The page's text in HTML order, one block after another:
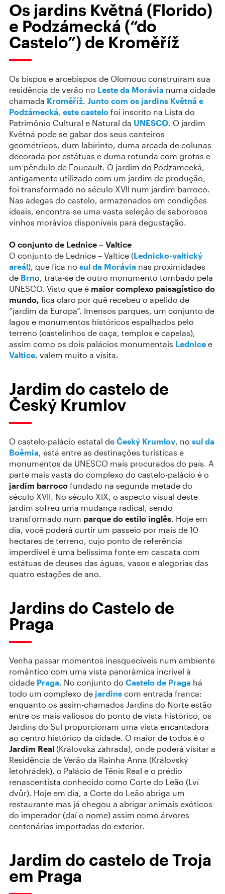
Os jardins Květná (Florido)
e Podzámecká (“do
Castelo”) de Kroměříž
Os bispos e arcebispos de Olomouc construíram sua
residência de verão no Leste da Morávia numa cidade
chamada Kroměříž. Junto com os jardins Květná e
Podzámecká, este castelo foi inscrito na Lista do
Patrimônio Cultural e Natural da UNESCO. O jardim
Květná pode se gabar dos seus canteiros
geométricos, dum labirinto, duma arcada de colunas
decorada por estátuas e duma rotunda com grotas e
um pêndulo de Foucault. O jardim do Podzamecká,
antigamente utilizado com um jardim de produção,
foi transformado no século XVII num jardim barroco.
Nas adegas do castelo, armazenados em condições
ideais, encontra-se uma vasta seleção de saborosos
vinhos morávios disponíveis para degustação.
O conjunto de Lednice – Valtice
O conjunto de Lednice – Valtice (Lednicko-valtický
areál), que fica no sul da Morávia nas proximidades
de Brno, trata-se de outro monumento tombado pela
UNESCO. Visto que é maior complexo paisagístico do
mundo, fica claro por quê recebeu o apelido de
“jardim da Europa”. Imensos parques, um conjunto de
lagos e monumentos históricos espalhados pelo
terreno (castelinhos de caça, templos e capelas),
assim como os dois palácios monumentais Lednice e
Valtice, valem muito a visita.
Jardim do castelo de
Český Krumlov
O castelo-palácio estatal de Český Krumlov, no sul da
Boêmia, está entre as destinações turísticas e
monumentos da UNESCO mais procurados do país. A
parte mais vasta do complexo do castelo-palácio é o
jardim barroco fundado na segunda metade do
século XVII. No século XIX, o aspecto visual deste
jardim sofreu uma mudança radical, sendo
transformado num parque do estilo inglês. Hoje em
dia, você poderá curtir um passeio por mais de 10
hectares de terreno, cujo ponto de referência
imperdível é uma belíssima fonte em cascata com
estátuas de deuses das águas, vasos e alegorias das
quatro estações de ano.
Jardins do Castelo de
Praga
Venha passar momentos inesquecíveis num ambiente
romântico com uma vista panorâmica incrível à
cidade Praga. No conjunto do Castelo de Praga há
todo um complexo de jardins com entrada franca:
enquanto os assim-chamados Jardins do Norte estão
entre os mais valiosos do ponto de vista histórico, os
Jardins do Sul proporcionam uma vista encantadora
ao centro histórico da cidade. O maior de todos é o
Jardim Real (Královská zahrada), onde poderá visitar a
Residência de Verão da Rainha Anna (Královský
letohrádek), o Palácio de Tênis Real e o prédio
renascentista conhecido como Corte do Leão (Lví
dvůr). Hoje em dia, a Corte do Leão abriga um
restaurante mas já chegou a abrigar animais exóticos
do imperador (daí o nome) assim como árvores
centenárias importadas do exterior.
Jardim do castelo de Troja
em Praga